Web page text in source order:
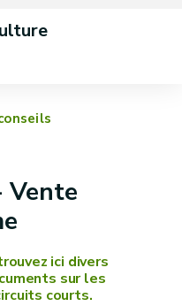
Vente
ici divers
sur les
courts.